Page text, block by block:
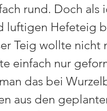
rund. Doch als
luftigen Hefeteig
Teig wollte nicht
einfach nur
das bei
aus den